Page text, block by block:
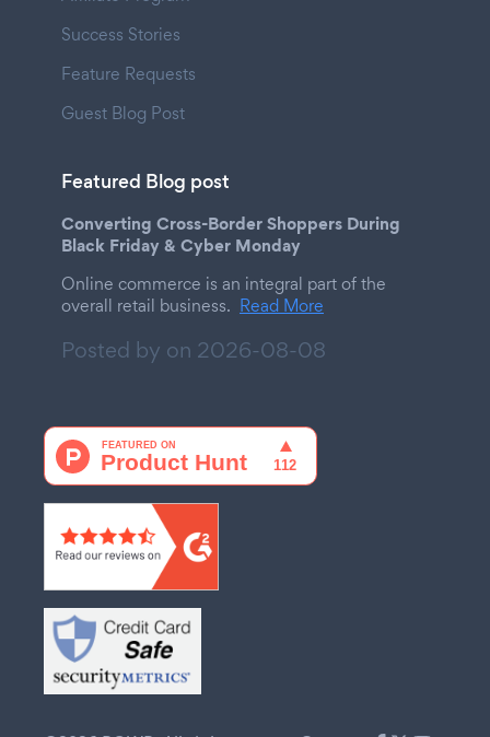
Success Stories
Feature Requests
Guest Blog Post
Featured Blog post
Converting Cross-Border Shoppers During
Black Friday & Cyber Monday
Online commerce is an integral part of the
overall retail business. Read More
Posted by on 2026-08-08